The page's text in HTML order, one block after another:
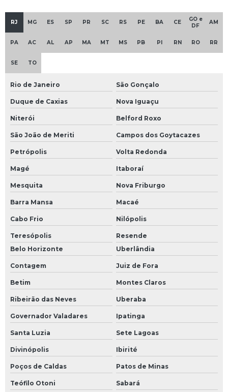
RJ MG ES SP PR SC RS PE BA CE
GO e
DF
AM
PA AC AL AP MA MT MS PB PI RN RO RR
SE TO
Rio de Janeiro São Gonçalo
Duque de Caxias Nova Iguaçu
Niterói Belford Roxo
São João de Meriti Campos dos Goytacazes
Petrópolis Volta Redonda
Magé Itaboraí
Mesquita Nova Friburgo
Barra Mansa Macaé
Cabo Frio Nilópolis
Teresópolis
Resende
Belo Horizonte
Uberlândia
Contagem Juiz de Fora
Betim Montes Claros
Ribeirão das Neves Uberaba
Governador Valadares Ipatinga
Santa Luzia Sete Lagoas
Divinópolis Ibirité
Poços de Caldas Patos de Minas
Teófilo Otoni Sabará